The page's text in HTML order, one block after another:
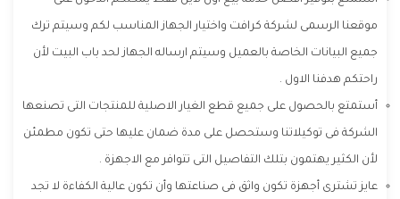
موقعنا الرسمى لشركة كرافت واختيار الجهاز المناسب لكم وسيتم ترك
جميع البيانات الخاصة بالعميل وسيتم ارساله الجهاز لحد باب البيت لأن
راحتكم هدفنا الاول .
أستمتع بالحصول على جميع قطع الغيار الاصلية للمنتجات التى تصنعها
الشركة فى توكيلاتنا وستحصل على مدة ضمان عليها حتى تكون مطمئن
لأن الكثير يهتمون بتلك التفاصيل التى تتوافر مع الاجهزة .
عايز تشترى أجهزة تكون واثق فى صناعتها وأن تكون عالية الكفاءة لا تجد